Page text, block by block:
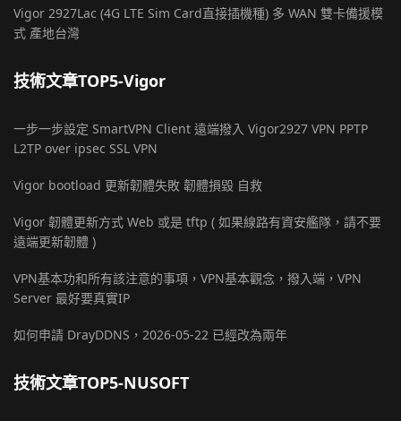
Vigor 2927Lac (4G LTE Sim Card直接插機種) 多 WAN 雙卡備援模
式 產地台灣
技術文章TOP5-Vigor
一步一步設定 SmartVPN Client 遠端撥入 Vigor2927 VPN PPTP
L2TP over ipsec SSL VPN
Vigor bootload 更新韌體失敗 韌體損毀 自救
Vigor 韌體更新方式 Web 或是 tftp ( 如果線路有資安艦隊，請不要
遠端更新韌體 )
VPN基本功和所有該注意的事項，VPN基本觀念，撥入端，VPN
Server 最好要真實IP
如何申請 DrayDDNS，2026-05-22 已經改為兩年
技術文章TOP5-NUSOFT